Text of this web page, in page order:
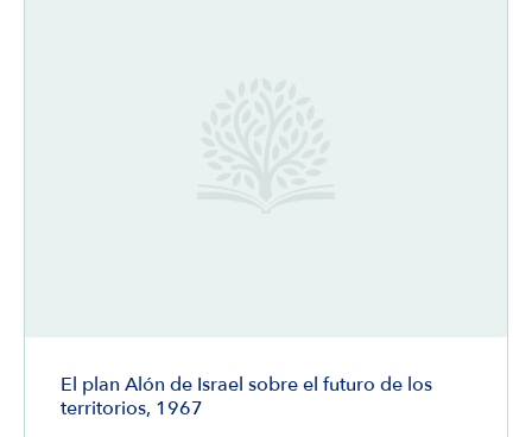
El plan Alón de Israel sobre el futuro de los
territorios, 1967